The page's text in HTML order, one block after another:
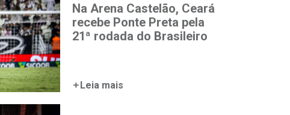
Na Arena Castelão, Ceará
recebe Ponte Preta pela
21ª rodada do Brasileiro
Leia mais